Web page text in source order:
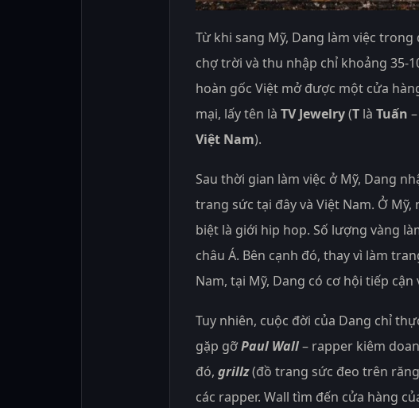
Từ khi sang Mỹ, Dang làm việc
chợ trời và thu nhập chỉ khoảng 35-
hoàn gốc Việt mở được một cửa
mại, lấy tên là TV Jewelry(T là Tuấn
Việt Nam).
Sau thời gian làm việc ở Mỹ, Dang
trang sức tại đây và Việt Nam. Ở
biệt là giới hip hop. Số lượng vàng
châu Á. Bên cạnh đó, thay vì làm
Nam, tại Mỹ, Dang có cơ hội tiếp
Tuy nhiên, cuộc đời của Dang chỉ
gặp gỡPaul Wall– rapper kiêm
đó, grillz(đồ trang sức đeo trên
các rapper. Wall tìm đến cửa hàng